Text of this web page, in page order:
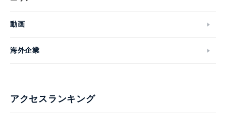
動画
海外企業
アクセスランキング